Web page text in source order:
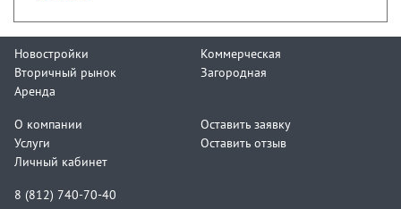
Новостройки
Вторичный рынок
Аренда
Коммерческая
Загородная
О компании
Услуги
Личный кабинет
Оставить заявку
Оставить отзыв
8 (812) 740-70-40